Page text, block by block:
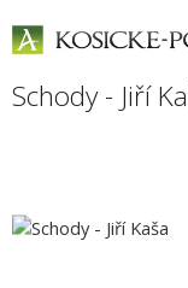
Schody - Jiří